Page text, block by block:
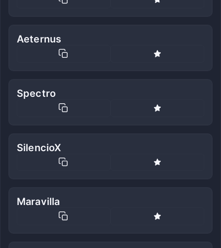
Aeternus
Spectro
SilencioX
Maravilla